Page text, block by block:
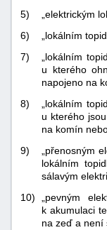
5)
„elektrickým
6)
„lokálním
7)
„lokálním
u kterého
napojeno na
8)
„lokálním
u kterého
na komín
9)
„přenosným
lokálním
sálavým
10)
„pevným
k akumulaci
na zeď a není